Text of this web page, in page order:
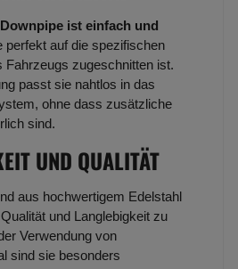
ist einfach und
perfekt auf die spezifischen
Fahrzeugs zugeschnitten ist.
passt sie nahtlos in das
ohne dass zusätzliche
sind.
UND QUALITÄT
aus hochwertigem Edelstahl
und Langlebigkeit zu
Verwendung von
sind sie besonders